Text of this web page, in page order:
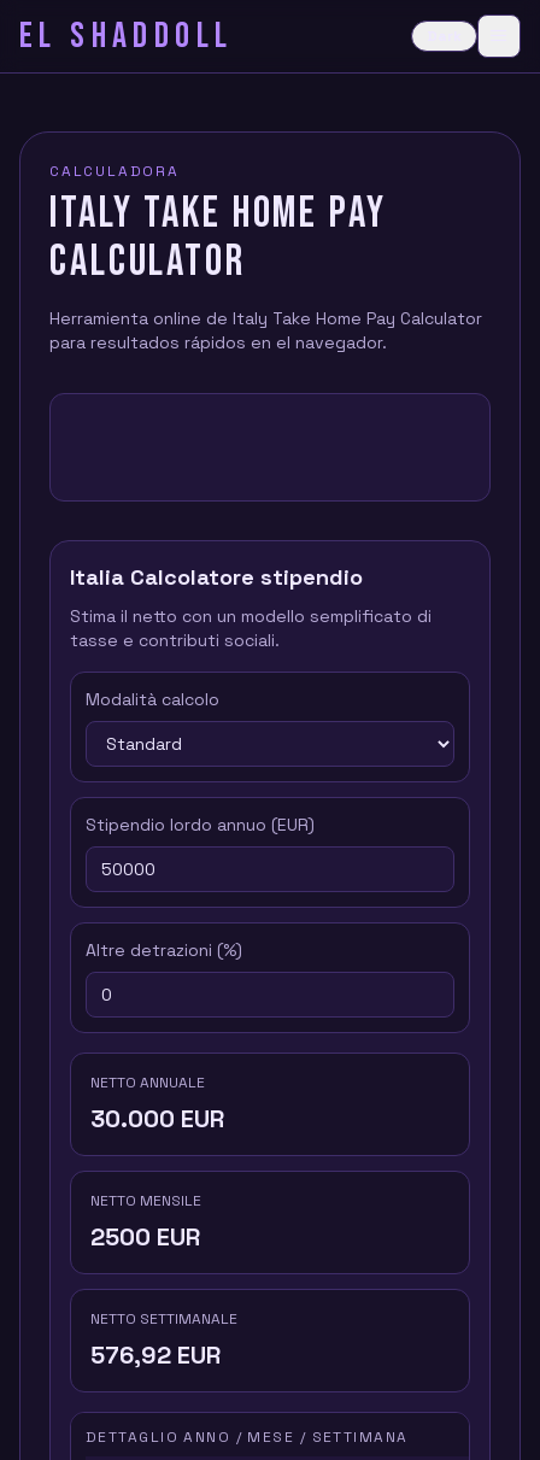
EL SHADDOLL
CALCULADORA
ITALY TAKE HOME PAY
CALCULATOR
Herramienta online de Italy Take Home Pay Calculator
para resultados rápidos en el navegador.
Italia Calcolatore stipendio
Stima il netto con un modello semplificato di
tasse e contributi sociali.
Modalità calcolo
Stipendio lordo annuo (EUR)
Altre detrazioni (%)
NETTO ANNUALE
30.000 EUR
NETTO MENSILE
2500 EUR
NETTO SETTIMANALE
576,92 EUR
DETTAGLIO ANNO / MESE / SETTIMANA